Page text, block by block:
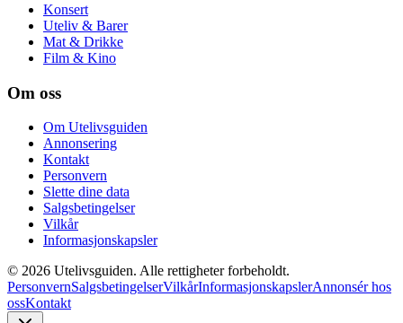
Konsert
Uteliv & Barer
Mat & Drikke
Film & Kino
Om oss
Om Utelivsguiden
Annonsering
Kontakt
Personvern
Slette dine data
Salgsbetingelser
Vilkår
Informasjonskapsler
© 2026 Utelivsguiden. Alle rettigheter forbeholdt.
PersonvernSalgsbetingelserVilkårInformasjonskapslerAnnonsér hos
ossKontakt